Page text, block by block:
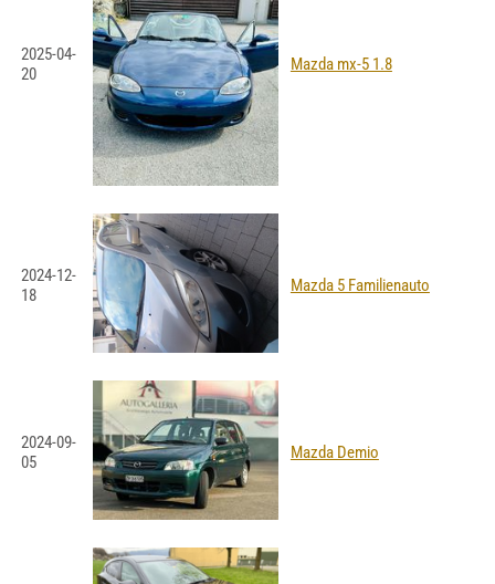
2025-04-
20
Mazda mx-5 1.8
2024-12-
18
Mazda 5 Familienauto
2024-09-
05
Mazda Demio